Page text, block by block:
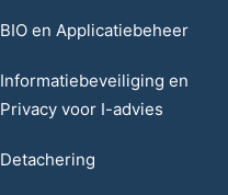
BIO en Applicatiebeheer
Informatiebeveiliging en
Privacy voor I-advies
Detachering